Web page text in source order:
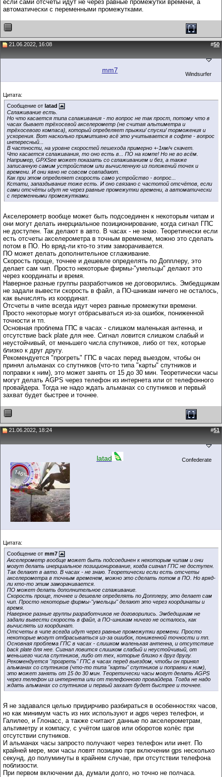
если сами отсчёты идут не через равные промежутки времени, а
автоматически с переменными промежутками.
21.06.2022, 16:08 #50
mm7 Windsurfer
Цитата:
Сообщение от latad
Сглаживание есть.
Но что касается типа сглаживания - то вопрос не так прост, потому что в
часах бывает трёхосевой акселерометр (не считая альтиметра и
трёхосевого компаса), который определяет прыжки/ спуски/ торможения и
ускорения. Вот насколько примитивно всё это учитывается в софте - вопрос
интересный...
В частности, на уровне скоростей пешехода примерно +-1км/ч скачет.
Что касается сглаживания, то оно есть в... ПО на компе! Но не во всём.
Например, GPXSee может показать со сглаживанием и без, а также
записанную самим устройством или вычисленную из положений точек и
времени. И они явно не совсем совпадают.
Как при этом определяет скорость само устройство - вопрос...
Кстати, запаздывание тоже есть. И оно связано с частотой отсчётов, если
сами отсчёты идут не через равные промежутки времени, а автоматически
с переменными промежутками.
Акселерометр вообще может быть подсоединен к некоторым чипам и
они могут делать инерциальное позиционирование, когда сигнал ГПС
не доступен. Так делают в авто. В часах - не знаю. Теоретически если
есть отсчеты акселерометра в точным временем, можно это сделать
потом в ПО. Но вряд-ли кто-то этим заморачивается.
ПО может делать дополнительное сглаживание.
Скорость проще, точнее и дешевле определять по Допплеру, это
делает сам чип. Просто некоторые фирмы-"умельцы" делают это
через координаты и время.
Наверное разные группы разработчиков не договорились. Эмбедщикам
не задали вывести скорость в файл, а ПО-шникам ничего не осталось,
как вычислять из координат.
Отсчеты в чипе всегда идут через равные промежутки времени.
Просто некоторые могут отбрасываться из-за ошибок, пониженной
точности и тп.
Основная проблема ГПС в часах - слишком маленькая антенна, и
отсутствие back plate для нее. Сигнал ловится слишком слабый и
неустойчивый, от меньшего числа спутников, либо от тех, которые
близко к друг другу.
Рекомендуется "прогреть" ГПС в часах перед выездом, чтобы он
принял альманах со спутников (что-то типа "карты" спутников и
поправки к ним), это может занять от 15 до 30 мин. Теоретически часы
могут делать AGPS через телефон из интернета или от телефонного
провайдера. Тогда не надо ждать альманах со спутников и первый
захват будет быстрее и точнее.
21.06.2022, 18:24 #51
latad Confederate
Цитата:
Сообщение от mm7
Акселерометр вообще может быть подсоединен к некоторым чипам и они
могут делать инерциальное позиционирование, когда сигнал ГПС не доступен.
Так делают в авто. В часах - не знаю. Теоретически если есть отсчеты
акселерометра в точным временем, можно это сделать потом в ПО. Но вряд-
ли кто-то этим заморачивается.
ПО может делать дополнительное сглаживание.
Скорость проще, точнее и дешевле определять по Допплеру, это делает сам
чип. Просто некоторые фирмы-"умельцы" делают это через координаты и
время.
Наверное разные группы разработчиков не договорились. Эмбедщикам не
задали вывести скорость в файл, а ПО-шникам ничего не осталось, как
вычислять из координат.
Отсчеты в чипе всегда идут через равные промежутки времени. Просто
некоторые могут отбрасываться из-за ошибок, пониженной точности и тп.
Основная проблема ГПС в часах - слишком маленькая антенна, и отсутствие
back plate для нее. Сигнал ловится слишком слабый и неустойчивый, от
меньшего числа спутников, либо от тех, которые близко к друг другу.
Рекомендуется "прогреть" ГПС в часах перед выездом, чтобы он принял
альманах со спутников (что-то типа "карты" спутников и поправки к ним),
это может занять от 15 до 30 мин. Теоретически часы могут делать AGPS
через телефон из интернета или от телефонного провайдера. Тогда не надо
ждать альманах со спутников и первый захват будет быстрее и точнее.
Я не задавался целью придирчиво разбираться в особенностях часов,
но как минимум часть из них используют и agps через телефон, и
Галилео, и Глонасс, а также считают данные по акселерометрам,
альтиметру и компасу, с учётом шагов или оборотов колёс при
отсутствии спутников.
И альманах часы запросто получают через телефон или инет. По
крайней мере, мои часы ловят позицию при включении gps несколько
секунд, до полуминуты в крайнем случае, при отсутствии телефона
поблизости.
При первом включении да, думали долго, но точно не полчаса.